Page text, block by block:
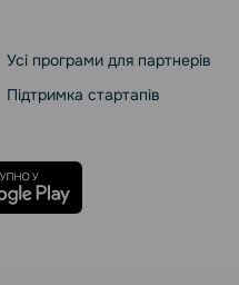
Усі програми для партнерів
Підтримка стартапів